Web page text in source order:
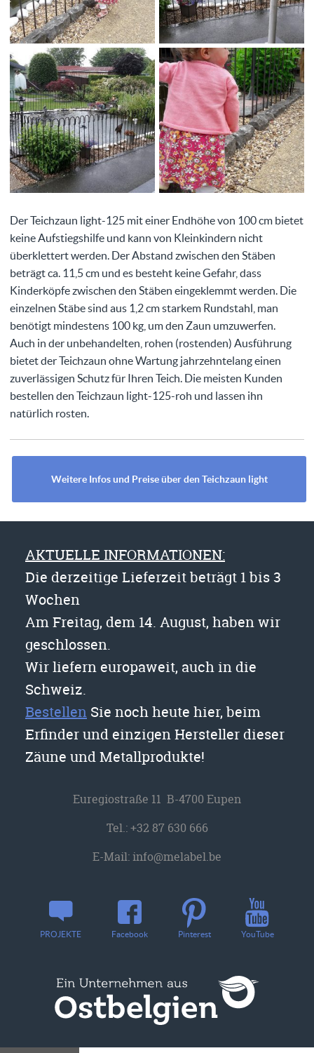
Der Teichzaun light-125 mit einer Endhöhe von 100 cm bietet
keine Aufstiegshilfe und kann von Kleinkindern nicht
überklettert werden. Der Abstand zwischen den Stäben
beträgt ca. 11,5 cm und es besteht keine Gefahr, dass
Kinderköpfe zwischen den Stäben eingeklemmt werden. Die
einzelnen Stäbe sind aus 1,2 cm starkem Rundstahl, man
benötigt mindestens 100 kg, um den Zaun umzuwerfen.
Auch in der unbehandelten, rohen (rostenden) Ausführung
bietet der Teichzaun ohne Wartung jahrzehntelang einen
zuverlässigen Schutz für Ihren Teich. Die meisten Kunden
bestellen den Teichzaun light-125-roh und lassen ihn
natürlich rosten.
Weitere Infos und Preise über den Teichzaun light
AKTUELLE INFORMATIONEN:
Die derzeitige Lieferzeit beträgt 1 bis 3
Wochen
Am Freitag, dem 14. August, haben wir
geschlossen.
Wir liefern europaweit, auch in die
Schweiz.
Bestellen Sie noch heute hier, beim
Erfinder und einzigen Hersteller dieser
Zäune und Metallprodukte!
Euregiostraße 11 B-4700 Eupen
Tel.:+32 87 630 666
E-Mail:info@melabel.be
PROJEKTE Facebook Pinterest YouTube